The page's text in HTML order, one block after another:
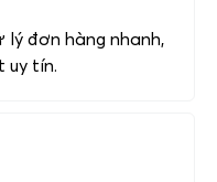
lý đơn hàng nhanh,
uy tín.